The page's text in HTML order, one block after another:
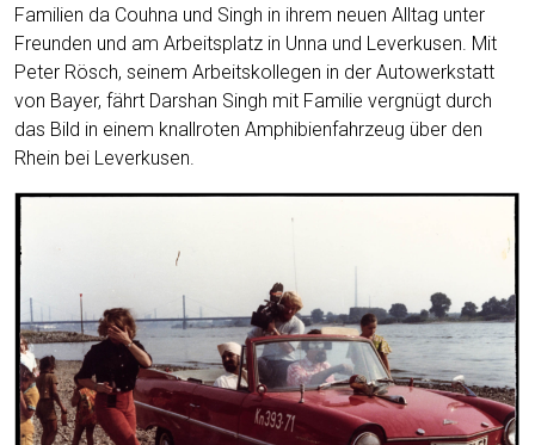
Fami­li­en da Couh­na und Singh in ihrem neu­en All­tag unter
Freun­den und am Arbeits­platz in Unna und Lever­ku­sen. Mit
Peter Rösch, sei­nem Arbeits­kol­le­gen in der Auto­werk­statt
von Bay­er, fährt Dar­shan Singh mit Fami­lie ver­gnügt durch
das Bild in einem knall­ro­ten Amphi­bi­en­fahr­zeug über den
Rhein bei Leverkusen.